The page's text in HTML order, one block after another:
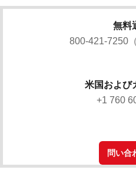
無料
800-421-7250
米国および
+1 760
問い合